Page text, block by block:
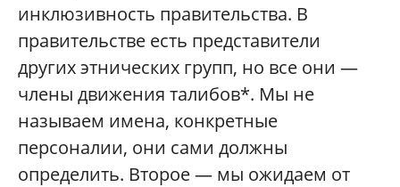
инклюзивность правительства. В
правительстве есть представители
других этнических групп, но все они —
члены движения талибов*. Мы не
называем имена, конкретные
персоналии, они сами должны
определить. Второе — мы ожидаем от